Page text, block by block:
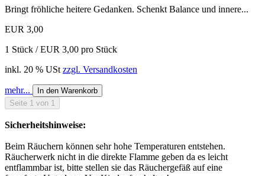
Bringt fröhliche heitere Gedanken. Schenkt Balance und innere...
EUR 3,00
1 Stück / EUR 3,00 pro Stück
inkl. 20 % USt zzgl. Versandkosten
mehr...
In den Warenkorb
Seite 1 von 1
Sicherheitshinweise:
Beim Räuchern können sehr hohe Temperaturen entstehen.
Räucherwerk nicht in die direkte Flamme geben da es leicht
entflammbar ist, bitte stellen sie das Räuchergefäß auf eine